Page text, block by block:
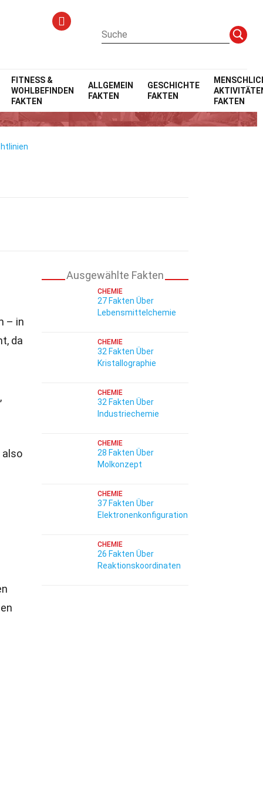
FITNESS &
WOHLBEFINDEN
FAKTEN
ALLGEMEIN
FAKTEN
GESCHICHTE
FAKTEN
FAKTEN
– in
da
also
Ausgewählte Fakten
CHEMIE
27 Fakten Über
Lebensmittelchemie
CHEMIE
32 Fakten Über
Kristallographie
CHEMIE
32 Fakten Über
Industriechemie
CHEMIE
28 Fakten Über
Molkonzept
CHEMIE
37 Fakten Über
Elektronenkonfiguration
CHEMIE
26 Fakten Über
Reaktionskoordinaten